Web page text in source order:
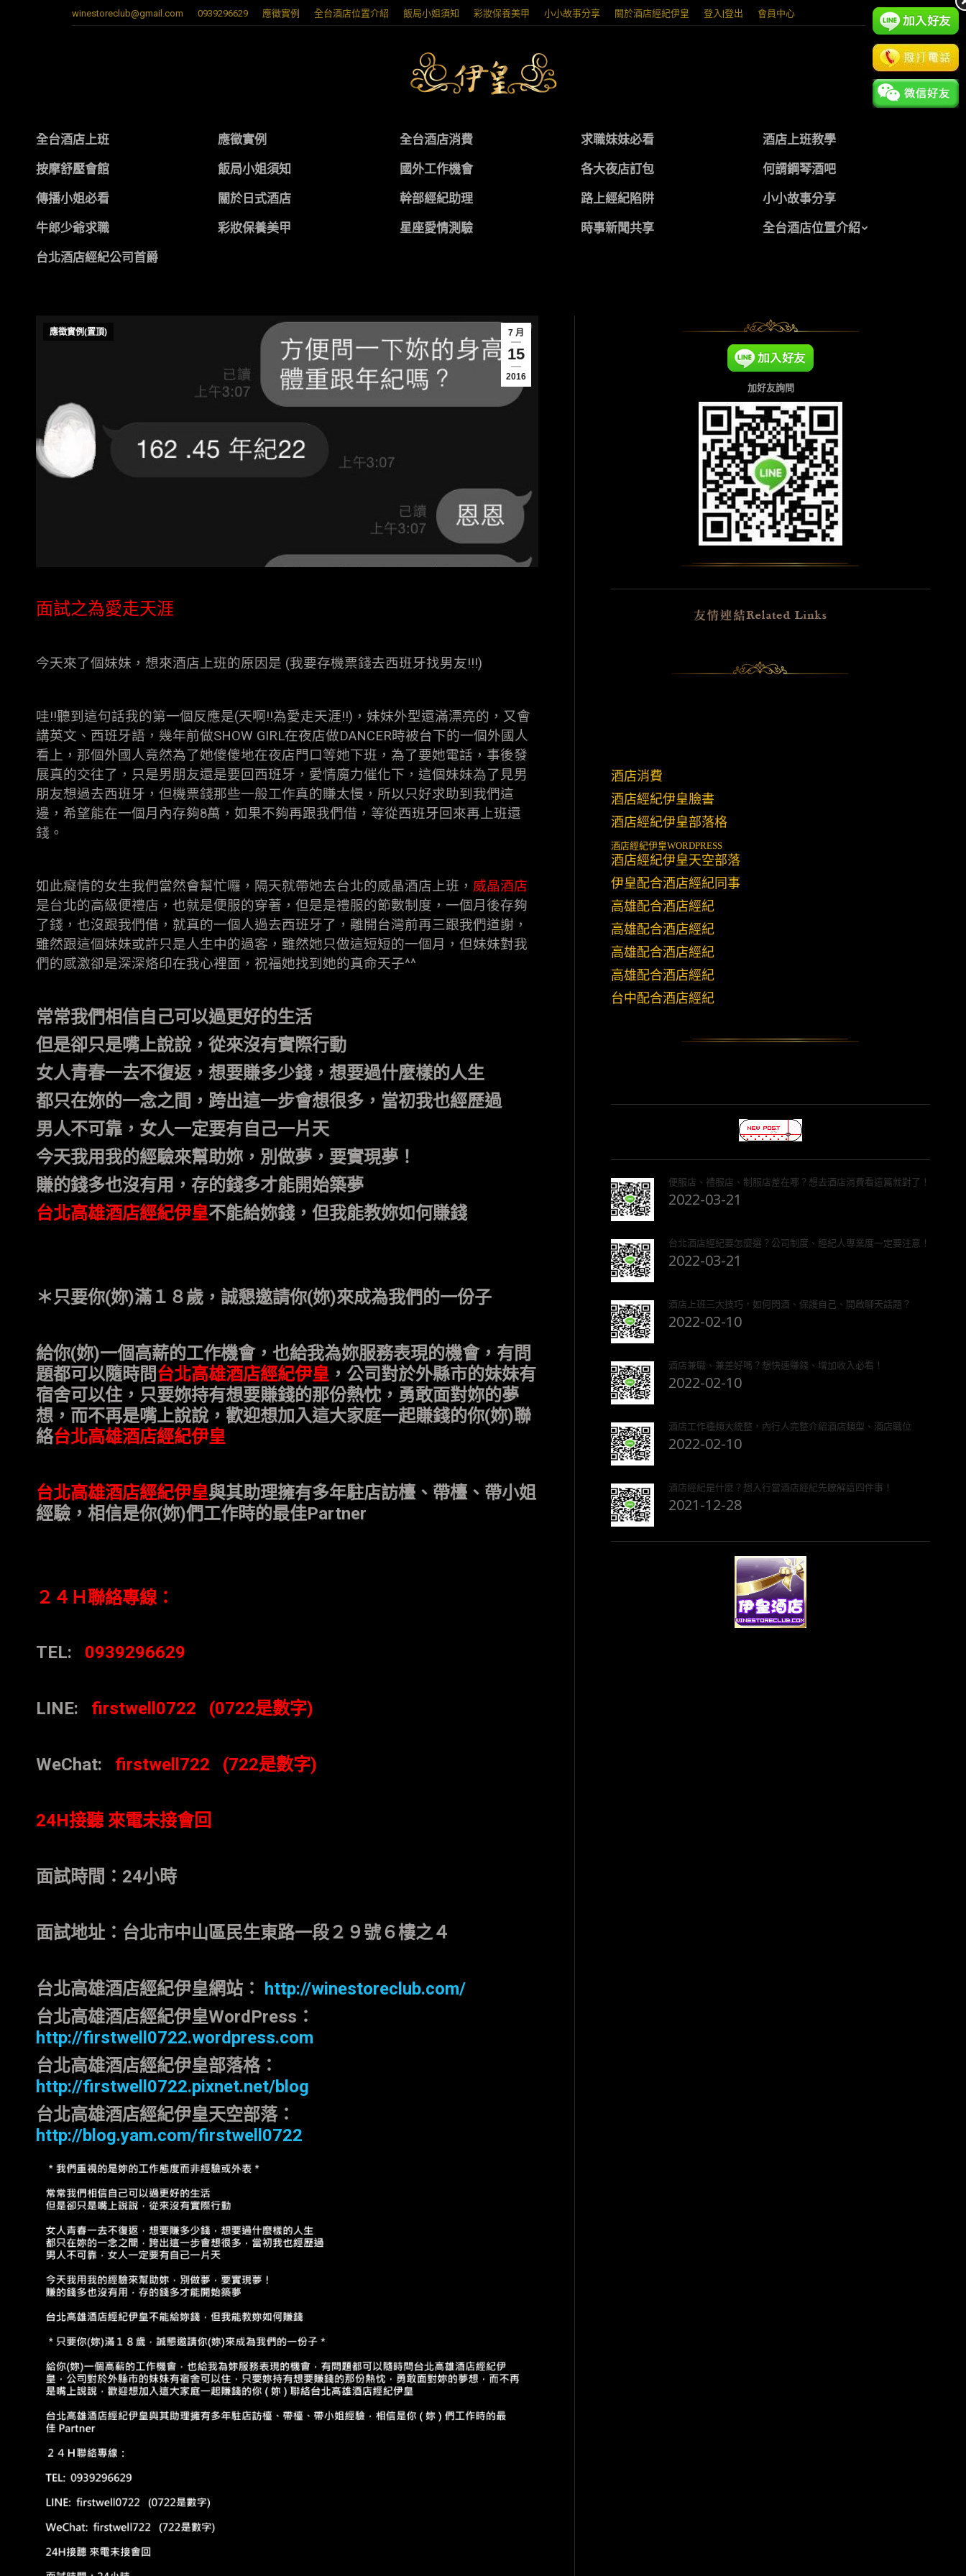
winestoreclub@gmail.com 0939296629 應徵實例 全台酒店位置介紹 飯局小姐須知 彩妝保養美甲 小小故事分享 關於酒店經紀伊皇 登入|登出 會員中心
全台酒店上班 應徵實例 全台酒店消費 求職妹妹必看 酒店上班教學
按摩舒壓會館 飯局小姐須知 國外工作機會 各大夜店訂包 何謂鋼琴酒吧
傳播小姐必看 關於日式酒店 幹部經紀助理 路上經紀陷阱 小小故事分享
牛郎少爺求職 彩妝保養美甲 星座愛情測驗 時事新聞共享 全台酒店位置介紹
台北酒店經紀公司首爵
7 月
15
2016
應徵實例(置頂)
面試之為愛走天涯
今天來了個妹妹，想來酒店上班的原因是 (我要存機票錢去西班牙找男友!!!)
哇!!聽到這句話我的第一個反應是(天啊!!為愛走天涯!!)，妹妹外型還滿漂亮的，又會
講英文、西班牙語，幾年前做SHOW GIRL在夜店做DANCER時被台下的一個外國人
看上，那個外國人竟然為了她傻傻地在夜店門口等她下班，為了要她電話，事後發
展真的交往了，只是男朋友還是要回西班牙，愛情魔力催化下，這個妹妹為了見男
朋友想過去西班牙，但機票錢那些一般工作真的賺太慢，所以只好求助到我們這
邊，希望能在一個月內存夠8萬，如果不夠再跟我們借，等從西班牙回來再上班還
錢。
如此癡情的女生我們當然會幫忙囉，隔天就帶她去台北的威晶酒店上班， 威晶酒店
是台北的高級便禮店，也就是便服的穿著，但是是禮服的節數制度，一個月後存夠
了錢，也沒跟我們借，就真的一個人過去西班牙了，離開台灣前再三跟我們道謝，
雖然跟這個妹妹或許只是人生中的過客，雖然她只做這短短的一個月，但妹妹對我
們的感激卻是深深烙印在我心裡面，祝福她找到她的真命天子^^
常常我們相信自己可以過更好的生活
但是卻只是嘴上說說，從來沒有實際行動
女人青春一去不復返，想要賺多少錢，想要過什麼樣的人生
都只在妳的一念之間，跨出這一步會想很多，當初我也經歷過
男人不可靠，女人一定要有自己一片天
今天我用我的經驗來幫助妳，別做夢，要實現夢！
賺的錢多也沒有用，存的錢多才能開始築夢
台北高雄酒店經紀伊皇不能給妳錢，但我能教妳如何賺錢
＊只要你(妳)滿１８歲，誠懇邀請你(妳)來成為我們的一份子
給你(妳)一個高薪的工作機會，也給我為妳服務表現的機會，有問
題都可以隨時問 台北高雄酒店經紀伊皇 ，公司對於外縣市的妹妹有
宿舍可以住，只要妳持有想要賺錢的那份熱忱，勇敢面對妳的夢
想，而不再是嘴上說說，歡迎想加入這大家庭一起賺錢的你(妳)聯
絡台北高雄酒店經紀伊皇
台北高雄酒店經紀伊皇與其助理擁有多年駐店訪檯、帶檯、帶小姐
經驗，相信是你(妳)們工作時的最佳Partner
２４Ｈ聯絡專線：
TEL: 0939296629
LINE: firstwell0722 (0722是數字)
WeChat: firstwell722 (722是數字)
24H接聽 來電未接會回
面試時間： 24小時
面試地址：台北市中山區民生東路一段２９號６樓之４
台北高雄酒店經紀伊皇網站： http://winestoreclub.com/
台北高雄酒店經紀伊皇WordPress ：
http://firstwell0722.wordpress.com
台北高雄酒店經紀伊皇部落格：
http://firstwell0722.pixnet.net/blog
台北高雄酒店經紀伊皇天空部落：
http://blog.yam.com/firstwell0722
加好友詢問
酒店消費
酒店經紀伊皇臉書
酒店經紀伊皇部落格
酒店經紀伊皇WORDPRESS
酒店經紀伊皇天空部落
伊皇配合酒店經紀同事
高雄配合酒店經紀
高雄配合酒店經紀
高雄配合酒店經紀
高雄配合酒店經紀
台中配合酒店經紀
便服店、禮服店、制服店差在哪？想去酒店消費看這篇就對了！
2022-03-21
台北酒店經紀要怎麼選？公司制度、經紀人專業度一定要注意！
2022-03-21
酒店上班三大技巧，如何閃酒、保護自己、開啟聊天話題？
2022-02-10
酒店兼職、兼差好嗎？想快速賺錢、增加收入必看！
2022-02-10
酒店工作種類大統整，內行人完整介紹酒店類型、酒店職位
2022-02-10
酒店經紀是什麼？想入行當酒店經紀先瞭解這四件事！
2021-12-28